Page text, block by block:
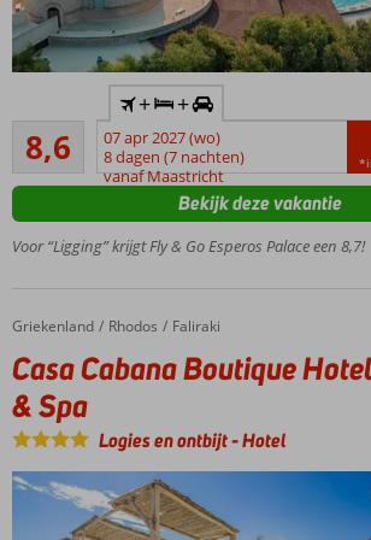
Direct aan
het
zandstrand
Zwembad
en een
Een
Spa
8,6
Aanrader
7
beoordelingen
+ +
07 apr 2027 (wo)
8 dagen (7 nachten)
vanaf Maastricht
Voor “Ligging” krijgt Fly & Go Esperos Palace een 8,7!
Bekijk deze vakantie
Home
Griekenland Rhodos Faliraki
Casa Cabana Boutique Hotel & Spa
Casa Cabana Boutique Hotel
& Spa
Logies en ontbijt-Hotel